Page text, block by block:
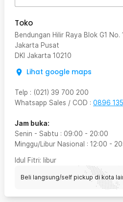
Toko
Bendungan Hilir Raya Blok G1 No.
Jakarta Pusat
DKI Jakarta 10210
Lihat google maps
Telp : (021) 39 700 200
Whatsapp Sales / COD : 0896
Jam buka:
Senin - Sabtu : 09:00 - 20:00
Minggu/Libur Nasional : 12:00 -
Idul Fitri: libur
Beli langsung/self pickup di kota